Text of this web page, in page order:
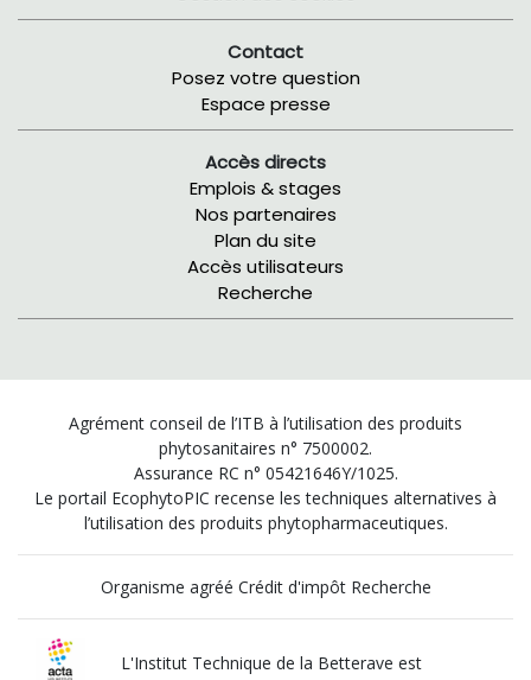
Contact
Posez votre question
Espace presse
Accès directs
Emplois & stages
Nos partenaires
Plan du site
Accès utilisateurs
Recherche
Agrément conseil de l’ITB à l’utilisation des produits
phytosanitaires n° 7500002.
Assurance RC n° 05421646Y/1025.
Le portail EcophytoPIC recense les techniques alternatives à
l’utilisation des produits phytopharmaceutiques.
Organisme agréé Crédit d'impôt Recherche
L'Institut Technique de la Betterave est